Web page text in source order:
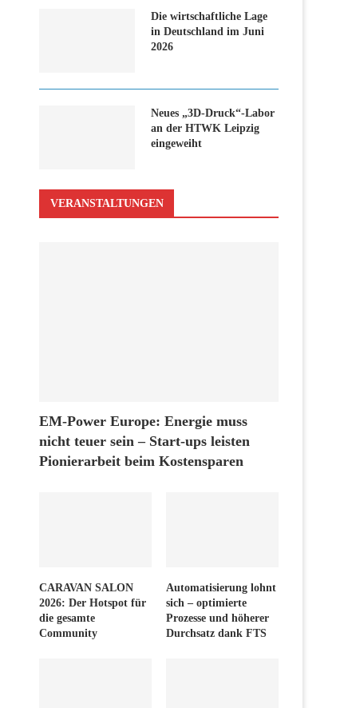
Die wirtschaftliche Lage
in Deutschland im Juni
2026
Neues „3D-Druck“-Labor
an der HTWK Leipzig
eingeweiht
VERANSTALTUNGEN
EM-Power Europe: Energie muss
nicht teuer sein – Start-ups leisten
Pionierarbeit beim Kostensparen
CARAVAN SALON
2026: Der Hotspot für
die gesamte
Community
Automatisierung lohnt
sich – optimierte
Prozesse und höherer
Durchsatz dank FTS